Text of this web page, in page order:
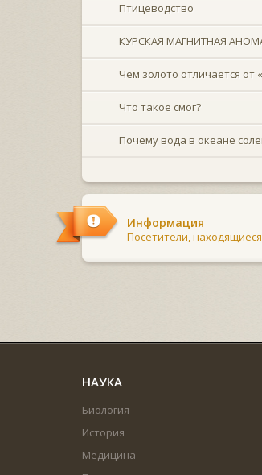
Птицеводство
КУРСКАЯ МАГНИТНАЯ
Чем золото отличается от
Что такое смог?
Почему вода в океане
Информация
Посетители,
НАУКА
Биология
История
Медицина